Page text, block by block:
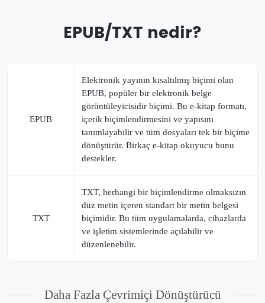
EPUB/TXT nedir?
EPUB
Elektronik yayının kısaltılmış biçimi olan
EPUB, popüler bir elektronik belge
görüntüleyicisidir biçimi. Bu e-kitap formatı,
içerik biçimlendirmesini ve yapısını
tanımlayabilir ve tüm dosyaları tek bir biçime
dönüştürür. Birkaç e-kitap okuyucu bunu
destekler.
TXT
TXT, herhangi bir biçimlendirme olmaksızın
düz metin içeren standart bir metin belgesi
biçimidir. Bu tüm uygulamalarda, cihazlarda
ve işletim sistemlerinde açılabilir ve
düzenlenebilir.
Daha Fazla Çevrimiçi Dönüştürücü